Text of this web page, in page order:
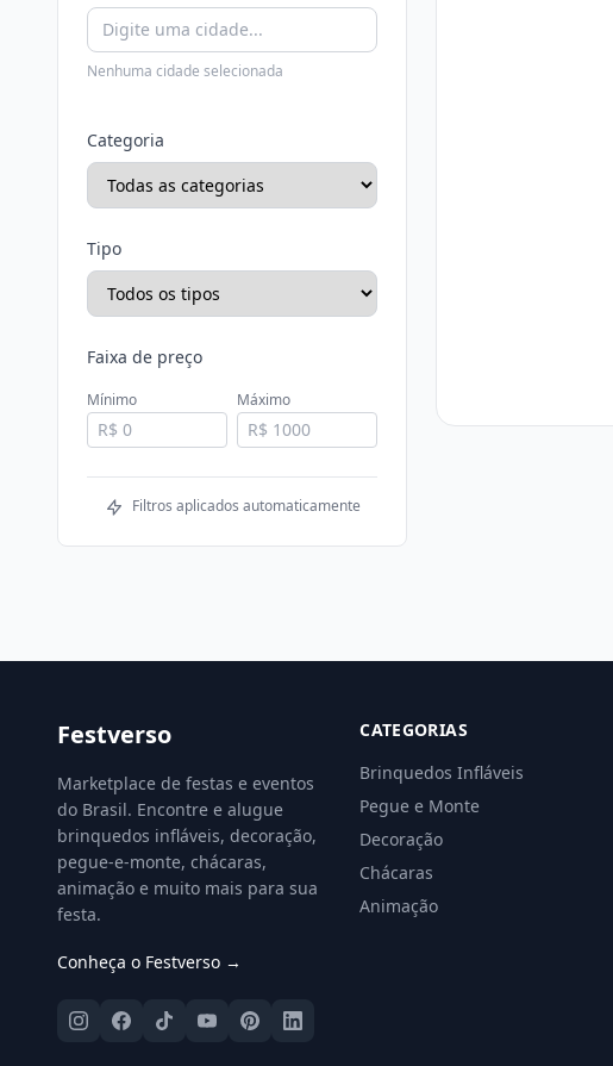
Nenhuma cidade selecionada
Categoria
Tipo
Faixa de preço
Mínimo Máximo
Filtros aplicados automaticamente
Festverso
Marketplace de festas e eventos
do Brasil. Encontre e alugue
brinquedos infláveis, decoração,
pegue-e-monte, chácaras,
animação e muito mais para sua
festa.
Conheça o Festverso →
CATEGORIAS
Brinquedos Infláveis
Pegue e Monte
Decoração
Chácaras
Animação